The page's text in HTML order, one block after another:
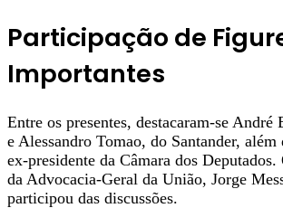
Participação de
Importantes
Entre os presentes, destacaram-se André
e Alessandro Tomao, do Santander,
ex-presidente da Câmara dos
da Advocacia-Geral da União, Jorge
participou das discussões.